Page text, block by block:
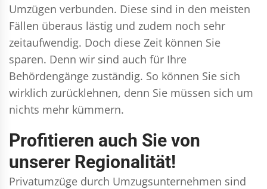
Umzügen verbunden. Diese sind in den meisten
Fällen überaus lästig und zudem noch sehr
zeitaufwendig. Doch diese Zeit können Sie
sparen. Denn wir sind auch für Ihre
Behördengänge zuständig. So können Sie sich
wirklich zurücklehnen, denn Sie müssen sich um
nichts mehr kümmern.
Profitieren auch Sie von
unserer Regionalität!
Privatumzüge durch Umzugsunternehmen sind